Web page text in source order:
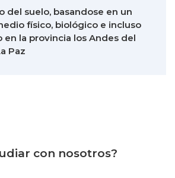
del suelo, basandose en un
físico, biológico e incluso
la provincia los Andes del
Paz
con nosotros?